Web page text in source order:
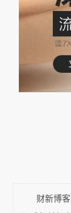
禅修
老师端坐
目光和身
财新博客版